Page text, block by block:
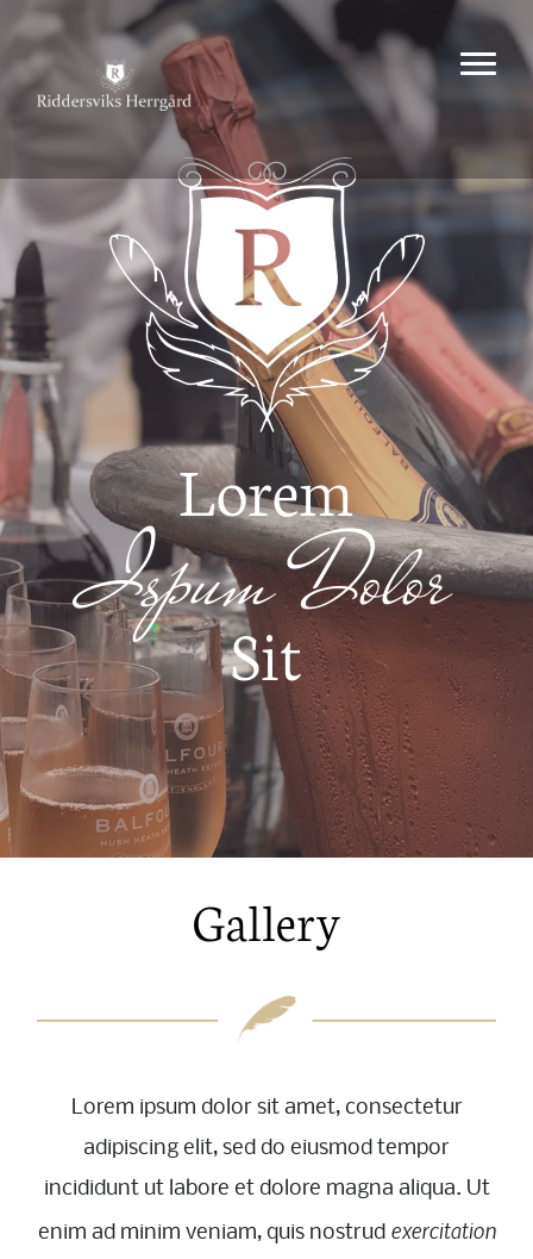
Lorem
Ispum Dolor
Sit
Gallery
Lorem ipsum dolor sit amet, consectetur
adipiscing elit, sed do eiusmod tempor
incididunt ut labore et dolore magna aliqua. Ut
enim ad minim veniam, quis nostrud exercitation